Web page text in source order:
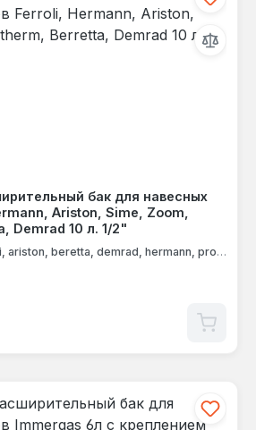
бак для навесных
Ariston, Sime, Zoom,
Demrad 10 л. 1/2"
beretta, demrad, hermann, protherm, sime, zoom